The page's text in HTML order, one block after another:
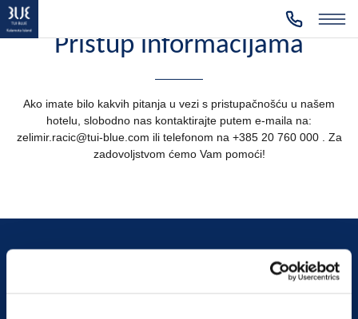
Pristup informacijama
Ako imate bilo kakvih pitanja u vezi s pristupačnošću u našem
hotelu, slobodno nas kontaktirajte putem e-maila na:
zelimir.racic@tui-blue.com ili telefonom na +385 20 760 000 . Za
zadovoljstvom ćemo Vam pomoći!